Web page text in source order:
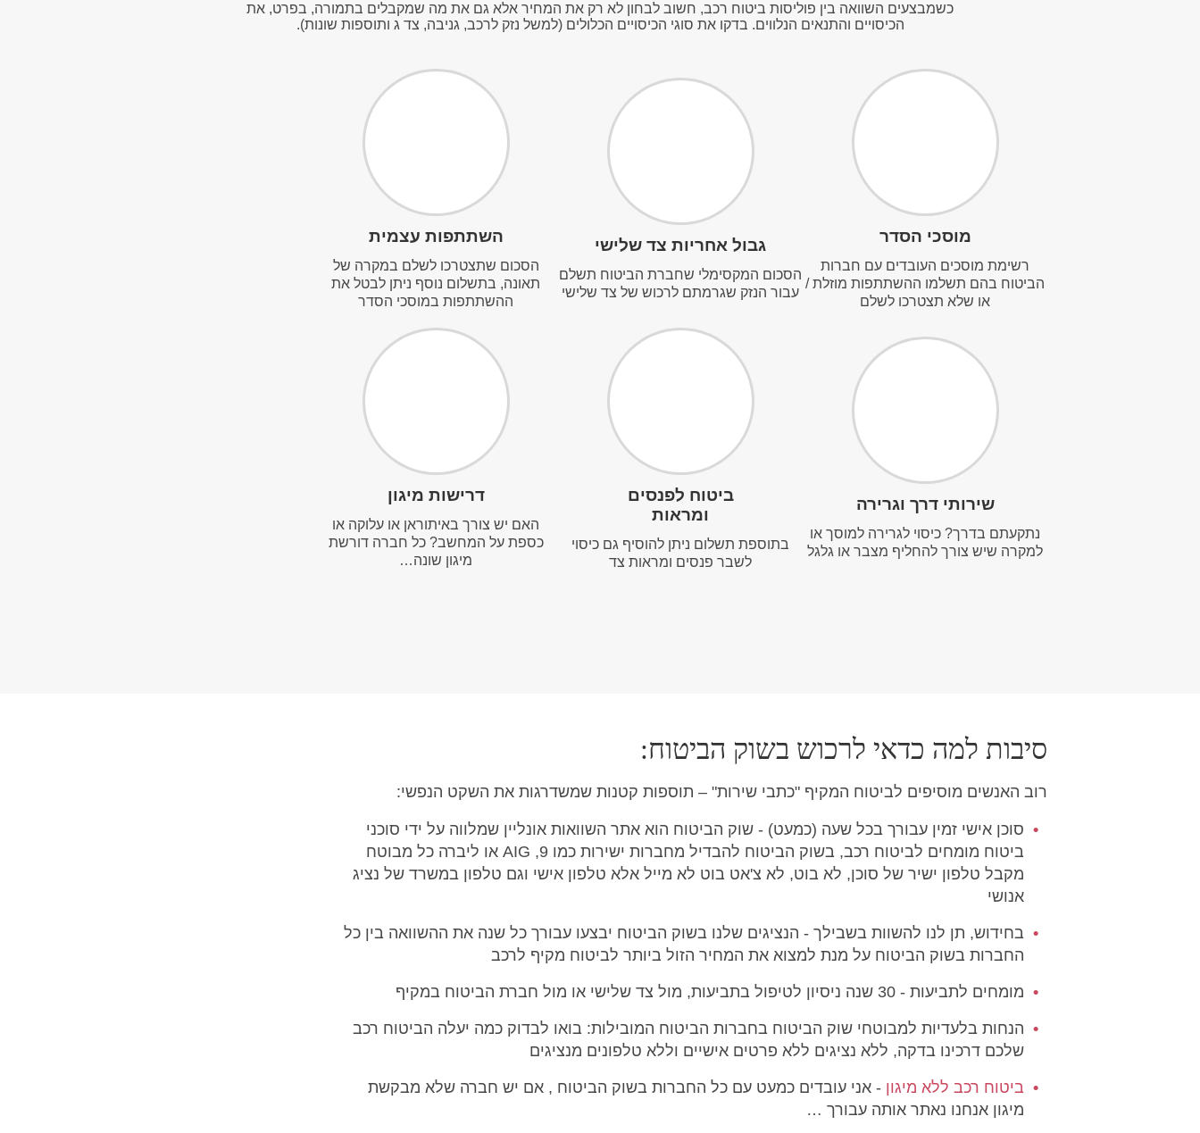
כשמבצעים השוואה בין פוליסות ביטוח רכב, חשוב לבחון לא רק את המחיר אלא גם את מה שמקבלים בתמורה, בפרט, את
הכיסויים והתנאים הנלווים. בדקו את סוגי הכיסויים הכלולים (למשל נזק לרכב, גניבה, צד ג ותוספות שונות).
מוסכי הסדר
רשימת מוסכים העובדים עם חברות
הביטוח בהם תשלמו ההשתתפות מוזלת /
או שלא תצטרכו לשלם
גבול אחריות צד שלישי
הסכום המקסימלי שחברת הביטוח תשלם
עבור הנזק שגרמתם לרכוש של צד שלישי
השתתפות עצמית
הסכום שתצטרכו לשלם במקרה של
תאונה, בתשלום נוסף ניתן לבטל את
ההשתתפות במוסכי הסדר
שירותי דרך וגרירה
נתקעתם בדרך? כיסוי לגרירה למוסך או
למקרה שיש צורך להחליף מצבר או גלגל
ביטוח לפנסים
ומראות
בתוספת תשלום ניתן להוסיף גם כיסוי
לשבר פנסים ומראות צד
דרישות מיגון
האם יש צורך באיתוראן או עלוקה או
כספת על המחשב? כל חברה דורשת
מיגון שונה…
סיבות למה כדאי לרכוש בשוק הביטוח:
רוב האנשים מוסיפים לביטוח המקיף "כתבי שירות" – תוספות קטנות שמשדרגות את השקט הנפשי:
סוכן אישי זמין עבורך בכל שעה (כמעט) - שוק הביטוח הוא אתר השוואות אונליין שמלווה על ידי סוכני
ביטוח מומחים לביטוח רכב, בשוק הביטוח להבדיל מחברות ישירות כמו 9, AIG או ליברה כל מבוטח
מקבל טלפון ישיר של סוכן, לא בוט, לא צ'אט בוט לא מייל אלא טלפון אישי וגם טלפון במשרד של נציג
אנושי
בחידוש, תן לנו להשוות בשבילך - הנציגים שלנו בשוק הביטוח יבצעו עבורך כל שנה את ההשוואה בין כל
החברות בשוק הביטוח על מנת למצוא את המחיר הזול ביותר לביטוח מקיף לרכב
מומחים לתביעות - 30 שנה ניסיון לטיפול בתביעות, מול צד שלישי או מול חברת הביטוח במקיף
הנחות בלעדיות למבוטחי שוק הביטוח בחברות הביטוח המובילות: בואו לבדוק כמה יעלה הביטוח רכב
שלכם דרכינו בדקה, ללא נציגים ללא פרטים אישיים וללא טלפונים מנציגים
ביטוח רכב ללא מיגון - אני עובדים כמעט עם כל החברות בשוק הביטוח , אם יש חברה שלא מבקשת
מיגון אנחנו נאתר אותה עבורך …